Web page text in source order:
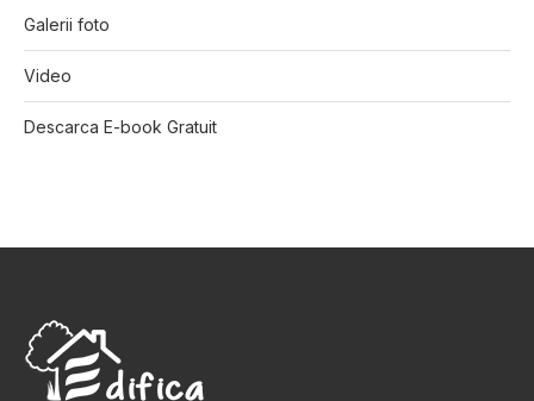
Galerii foto
Video
Descarca E-book Gratuit